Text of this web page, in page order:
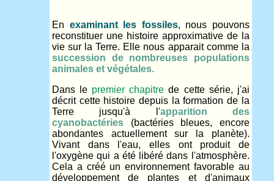
En examinant les fossiles, nous pouvons
reconstituer une histoire approximative de la
vie sur la Terre. Elle nous apparait comme la
succession de nombreuses populations
animales et végétales.
Dans le premier chapitre de cette série, j'ai
décrit cette histoire depuis la formation de la
Terre jusqu'à l'apparition des
cyanobactéries (bactéries bleues, encore
abondantes actuellement sur la planète).
Vivant dans l'eau, elles ont produit de
l'oxygène qui a été libéré dans l'atmosphère.
Cela a créé un environnement favorable au
développement de plantes et d'animaux